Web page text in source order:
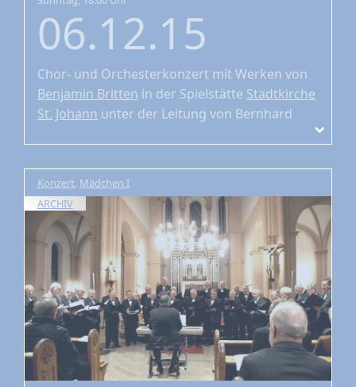
06.12.15
Chor- und Orchesterkonzert mit Werken von
Benjamin Britten in der Spielstätte Stadtkirche
St. Johann unter der Leitung von Bernhard
Konzert, Mädchen I
ARCHIV